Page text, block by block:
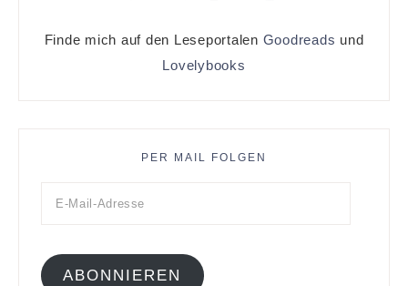
Finde mich auf den Leseportalen Goodreads und
Lovelybooks
PER MAIL FOLGEN
ABONNIEREN